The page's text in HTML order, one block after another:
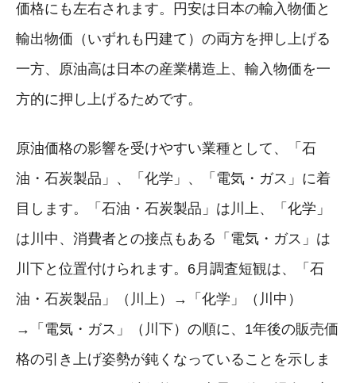
価格にも左右されます。円安は日本の輸入物価と
輸出物価（いずれも円建て）の両方を押し上げる
一方、原油高は日本の産業構造上、輸入物価を一
方的に押し上げるためです。
原油価格の影響を受けやすい業種として、「石
油・石炭製品」、「化学」、「電気・ガス」に着
目します。「石油・石炭製品」は川上、「化学」
は川中、消費者との接点もある「電気・ガス」は
川下と位置付けられます。6月調査短観は、「石
油・石炭製品」（川上）→「化学」（川中）
→「電気・ガス」（川下）の順に、1年後の販売価
格の引き上げ姿勢が鈍くなっていることを示しま